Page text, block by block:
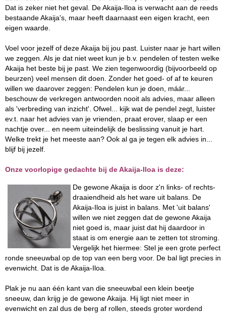
Dat is zeker niet het geval. De Akaija-Iloa is verwacht aan de reeds
bestaande Akaija's, maar heeft daarnaast een eigen kracht, een
eigen waarde.
Voel voor jezelf of deze Akaija bij jou past. Luister naar je hart willen
we zeggen. Als je dat niet weet kun je b.v. pendelen of testen welke
Akaija het beste bij je past. We zien tegenwoordig (bijvoorbeeld op
beurzen) veel mensen dit doen. Zonder het goed- of af te keuren
willen we daarover zeggen: Pendelen kun je doen, máár...
beschouw de verkregen antwoorden nooit als advies, maar alleen
als 'verbreding van inzicht'. Ofwel... kijk wat de pendel zegt, luister
ev.t. naar het advies van je vrienden, praat erover, slaap er een
nachtje over... en neem uiteindelijk de beslissing vanuit je hart.
Welke trekt je het meeste aan? Ook al ga je tegen elk advies in...
blijf bij jezelf.
Onze voorlopige gedachte bij de Akaija-Iloa is deze:
De gewone Akaija is door z'n links- of rechts-
draaiendheid als het ware uit balans. De
Akaija-Iloa is juist in balans. Met 'uit balans'
willen we niet zeggen dat de gewone Akaija
niet goed is, maar juist dat hij daardoor in
staat is om energie aan te zetten tot stroming.
Vergelijk het hiermee: Stel je een grote perfect
ronde sneeuwbal op de top van een berg voor. De bal ligt precies in
evenwicht. Dat is de Akaija-Iloa.
Plak je nu aan één kant van die sneeuwbal een klein beetje
sneeuw, dan krijg je de gewone Akaija. Hij ligt niet meer in
evenwicht en zal dus de berg af rollen, steeds groter wordend